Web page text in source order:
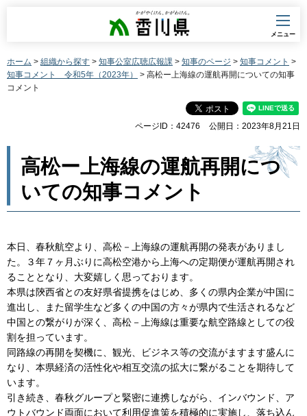
香川県
メニュー
ホーム > 組織から探す > 知事公室広聴広報課 > 知事のページ > 知事コメント >
知事コメント 令和5年（2023年）
> 高松ー上海線の運航再開についての知事
コメント
ページID：42476 公開日：2023年8月21日
高松ー上海線の運航再開につ
いての知事コメント
本日、春秋航空より、高松－上海線の運航再開の発表がありまし
た。３年７ヶ月ぶりに高松空港から上海への定期便が運航再開され
ることとなり、大変嬉しく思っております。
本県は陝西省との友好県省提携をはじめ、多くの県内企業が中国に
進出し、また留学生など多くの中国の方々が県内で生活されるなど
中国との繋がりが深く、高松－上海線は重要な航空路線としての役
割を担っています。
同路線の再開を契機に、観光、ビジネス等の交流がますます盛んに
なり、本県経済の活性化や相互交流の拡大に繋がることを期待して
います。
引き続き、春秋グループと緊密に連携しながら、インバウンド、ア
ウトバウンド両面において利用促進策を積極的に実施し、落ち込ん